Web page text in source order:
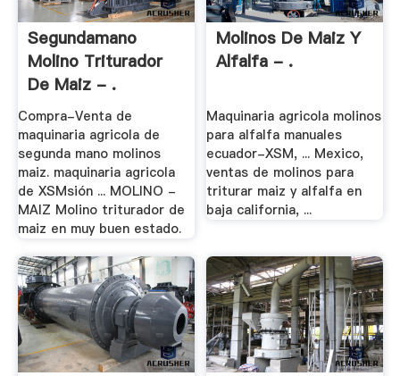
Segundamano
Molino Triturador
De Maiz - .
Compra-Venta de
maquinaria agricola de
segunda mano molinos
maiz. maquinaria agricola
de XSMsión ... MOLINO -
MAIZ Molino triturador de
maiz en muy buen estado.
Molinos De Maiz Y
Alfalfa - .
Maquinaria agricola molinos
para alfalfa manuales
ecuador-XSM, ... Mexico,
ventas de molinos para
triturar maiz y alfalfa en
baja california, ...